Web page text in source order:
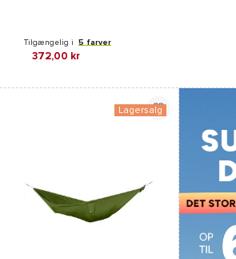
372,00 kr
Tilgængelig i 5 farver
Lagersalg